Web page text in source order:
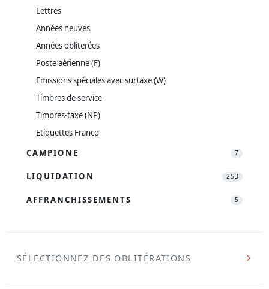
Lettres
Années neuves
Années obliterées
Poste aérienne (F)
Emissions spéciales avec surtaxe (W)
Timbres de service
Timbres-taxe (NP)
Etiquettes Franco
CAMPIONE
7
LIQUIDATION 253
AFFRANCHISSEMENTS 5
SÉLECTIONNEZ DES OBLITÉRATIONS